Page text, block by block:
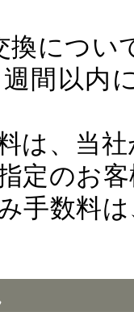
換につい
週間以
は、当
定のお
手数料